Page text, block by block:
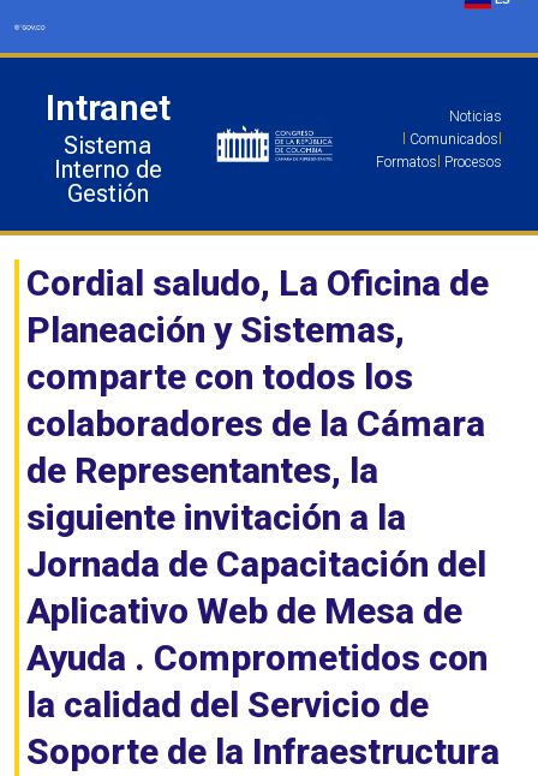
Intranet
Sistema
Interno de
Gestión
Noticias
Comunicados
Formatos Procesos
Cordial saludo, La Oficina de
Planeación y Sistemas,
comparte con todos los
colaboradores de la Cámara
de Representantes, la
siguiente invitación a la
Jornada de Capacitación del
Aplicativo Web de Mesa de
Ayuda . Comprometidos con
la calidad del Servicio de
Soporte de la Infraestructura